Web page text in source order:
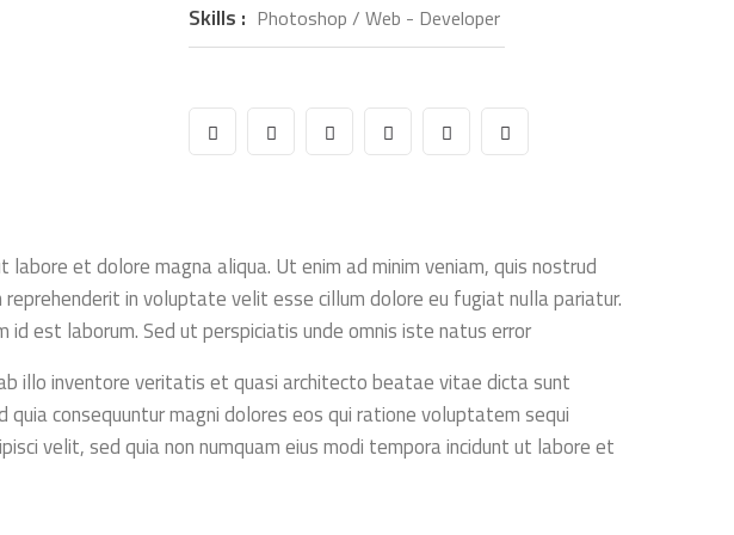
Skills : Photoshop / Web - Developer
et dolore magna aliqua. Ut enim ad minim veniam, quis nostrud
in voluptate velit esse cillum dolore eu fugiat nulla pariatur.
est laborum. Sed ut perspiciatis unde omnis iste natus error
illo inventore veritatis et quasi architecto beatae vitae dicta sunt
consequuntur magni dolores eos qui ratione voluptatem sequi
velit, sed quia non numquam eius modi tempora incidunt ut labore et